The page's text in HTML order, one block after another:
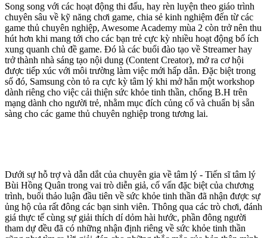
Song song với các hoạt động thi đấu, hay rèn luyện theo giáo trình
chuyên sâu về kỹ năng chơi game, chia sẻ kinh nghiệm đến từ các
game thủ chuyên nghiệp, Awesome Academy mùa 2 còn trở nên thu
hút hơn khi mang tới cho các bạn trẻ cực kỳ nhiều hoạt động bổ ích
xung quanh chủ đề game. Đó là các buổi đào tạo về Streamer hay
trở thành nhà sáng tạo nội dung (Content Creator), mở ra cơ hội
được tiếp xúc với môi trường làm việc mới hấp dẫn. Đặc biệt trong
số đó, Samsung còn tỏ ra cực kỳ tâm lý khi mở hẳn một workshop
dành riêng cho việc cải thiện sức khỏe tinh thần, chống B.H trên
mạng dành cho người trẻ, nhằm mục đích củng cố và chuẩn bị sẵn
sàng cho các game thủ chuyên nghiệp trong tương lai.
Dưới sự hỗ trợ và dẫn dắt của chuyên gia về tâm lý - Tiến sĩ tâm lý
Bùi Hồng Quân trong vai trò diễn giả, cố vấn đặc biệt của chương
trình, buổi thảo luận đầu tiên về sức khỏe tinh thần đã nhận được sự
ủng hộ của rất đông các bạn sinh viên. Thông qua các trò chơi, đánh
giá thực tế cùng sự giải thích dí dỏm hài hước, phần đông người
tham dự đều đã có những nhận định riêng về sức khỏe tinh thần